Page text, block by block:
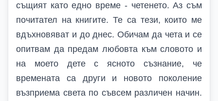
същият като едно време - четенето. Аз съм
почитател на книгите. Те са тези, които ме
вдъхновяват и до днес. Обичам да чета и се
опитвам да предам любовта към словото и
на моето дете с ясното съзнание, че
времената са други и новото поколение
възприема света по съвсем различен начин.